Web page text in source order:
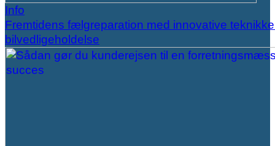
Info
Fremtidens fælgreparation med innovative
bilvedligeholdelse